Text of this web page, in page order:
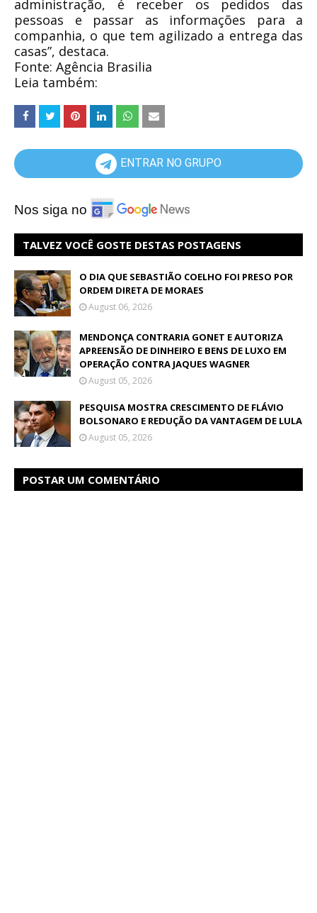
administração, é receber os pedidos das
pessoas e passar as informações para a
companhia, o que tem agilizado a entrega das
casas”, destaca.
Fonte: Agência Brasilia
Leia também:
ENTRAR NO GRUPO
Nos siga no
TALVEZ VOCÊ GOSTE DESTAS POSTAGENS
O DIA QUE SEBASTIÃO COELHO FOI PRESO POR
ORDEM DIRETA DE MORAES
August 06, 2026
MENDONÇA CONTRARIA GONET E AUTORIZA
APREENSÃO DE DINHEIRO E BENS DE LUXO EM
OPERAÇÃO CONTRA JAQUES WAGNER
August 05, 2026
PESQUISA MOSTRA CRESCIMENTO DE FLÁVIO
BOLSONARO E REDUÇÃO DA VANTAGEM DE LULA
August 05, 2026
POSTAR UM COMENTÁRIO